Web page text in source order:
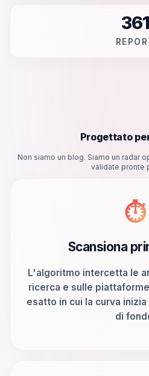
361
Progettato
Non siamo un blog. Siamo un radar
validate pronte
⏱️
Scansiona
L'algoritmo intercetta le
ricerca e sulle
esatto in cui la curva
di